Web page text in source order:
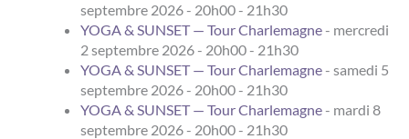
septembre 2026 - 20h00 - 21h30
YOGA & SUNSET — Tour Charlemagne- mercredi
2 septembre 2026 - 20h00 - 21h30
YOGA & SUNSET — Tour Charlemagne- samedi 5
septembre 2026 - 20h00 - 21h30
YOGA & SUNSET — Tour Charlemagne- mardi 8
septembre 2026 - 20h00 - 21h30